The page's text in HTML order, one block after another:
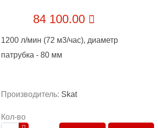
84 100.00
1200 л/мин (72 м3/час), диаметр
патрубка - 80 мм
Производитель: Skat
Кол-во